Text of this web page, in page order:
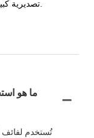
ما هو
تُستخدم لفائف